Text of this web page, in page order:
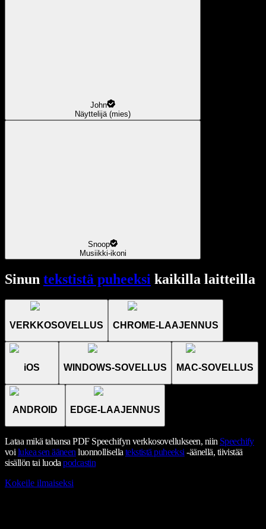
John
Näyttelijä (mies)
Snoop
Musiikki-ikoni
Sinun tekstistä puheeksi kaikilla laitteilla
VERKKOSOVELLUS CHROME-LAAJENNUS
iOS WINDOWS-SOVELLUS MAC-SOVELLUS
ANDROID EDGE-LAAJENNUS
Lataa mikä tahansa PDF Speechifyn verkkosovellukseen, niin Speechify
voi lukea sen ääneen luonnollisella tekstistä puheeksi -äänellä, tiivistää
sisällön tai luodapodcastin
Kokeile ilmaiseksi